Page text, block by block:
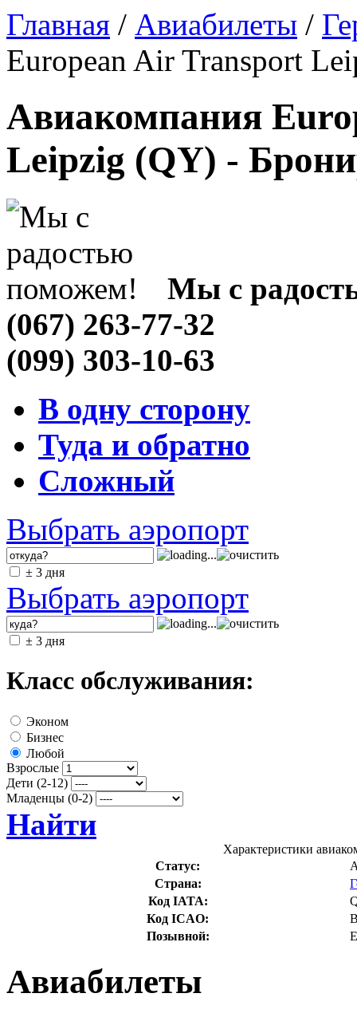
Главная / Авиабилеты /
European Air Transport
Авиакомпания
Leipzig (QY) -
Мы с
(067) 263-77-32
(099) 303-10-63
В одну сторону
Туда и обратно
Сложный
Выбрать аэропорт
± 3 дня
Выбрать аэропорт
± 3 дня
Класс обслуживания:
Эконом
Бизнес
Любой
Взрослые
Дети (2-12)
Младенцы (0-2)
Найти
Характеристики
Статус:
Страна:
Код IATA:
Код ICAO:
Позывной:
Авиабилеты